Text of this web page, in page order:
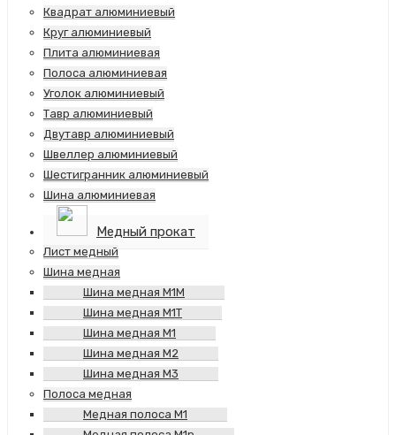
Квадрат алюминиевый
Круг алюминиевый
Плита алюминиевая
Полоса алюминиевая
Уголок алюминиевый
Тавр алюминиевый
Двутавр алюминиевый
Швеллер алюминиевый
Шестигранник алюминиевый
Шина алюминиевая
Медный прокат
Лист медный
Шина медная
Шина медная М1М
Шина медная М1Т
Шина медная М1
Шина медная М2
Шина медная М3
Полоса медная
Медная полоса М1